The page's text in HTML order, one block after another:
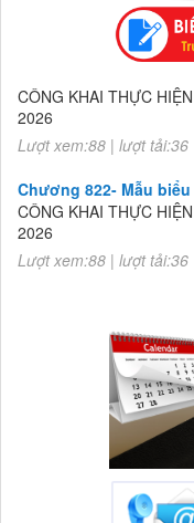
Chương 822- Mẫu
CÔNG KHAI THỰC
2026
Lượt xem:88 | lượt tải:36
Chương 822- Mẫu biểu
CÔNG KHAI THỰC
2026
Lượt xem:88 | lượt tải:36